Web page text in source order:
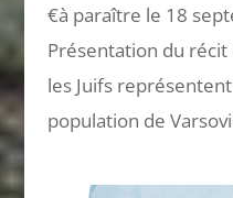
€à paraître le 18
Présentation du
les Juifs
population de